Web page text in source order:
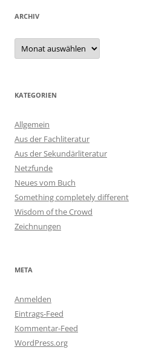
ARCHIV
Archiv
KATEGORIEN
Allgemein
Aus der Fachliteratur
Aus der Sekundärliteratur
Netzfunde
Neues vom Buch
Something completely different
Wisdom of the Crowd
Zeichnungen
META
Anmelden
Eintrags-Feed
Kommentar-Feed
WordPress.org